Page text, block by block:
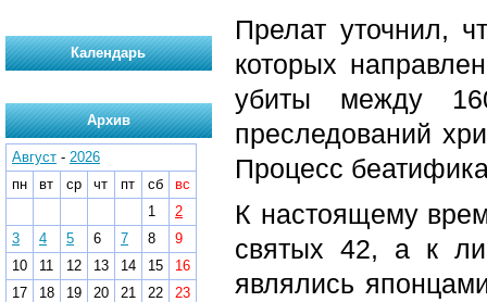
Прелат уточнил,
которых
убиты между
преследований
Процесс
К настоящему
святых 42, а к
являлись
Календарь
Архив
Август - 2026
пн
вт ср чт пт сб
вс
1
2
3
4 5 6 7 8
9
10
11 12 13 14 15
16
17
18 19 20 21 22
23